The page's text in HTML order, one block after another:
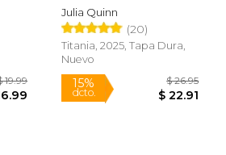
Edición coleccionista
Julia Quinn
(20)
Titania, 2025, Tapa Dura,
Nuevo